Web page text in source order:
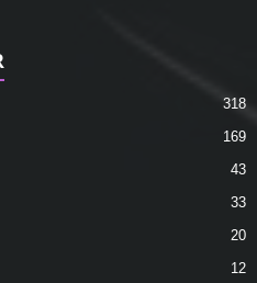
318
169
43
33
20
12